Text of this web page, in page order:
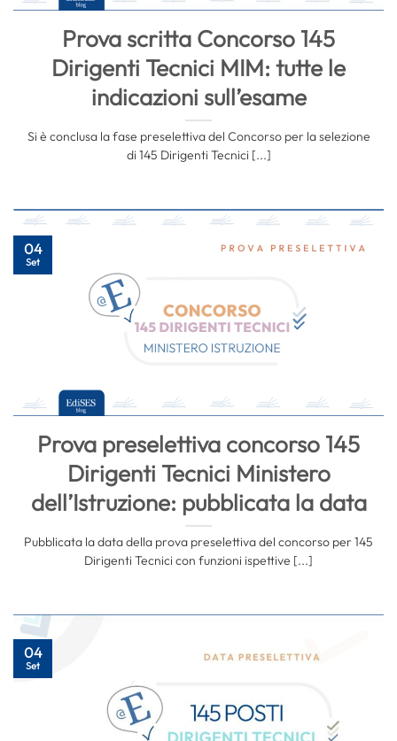
Prova scritta Concorso 145
Dirigenti Tecnici MIM: tutte le
indicazioni sull’esame
Si è conclusa la fase preselettiva del Concorso per la selezione
di 145 Dirigenti Tecnici [...]
Prova preselettiva concorso 145
Dirigenti Tecnici Ministero
dell’Istruzione: pubblicata la data
Pubblicata la data della prova preselettiva del concorso per 145
Dirigenti Tecnici con funzioni ispettive [...]
04
Set
04
Set